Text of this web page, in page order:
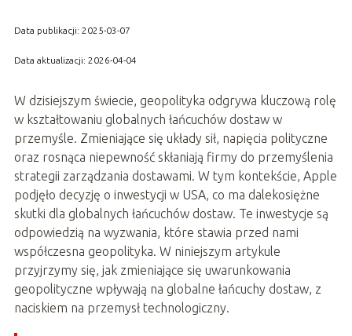
Data publikacji: 2025-03-07
Data aktualizacji: 2026-04-04
W dzisiejszym świecie, geopolityka odgrywa kluczową rolę
w kształtowaniu globalnych łańcuchów dostaw w
przemyśle. Zmieniające się układy sił, napięcia polityczne
oraz rosnąca niepewność skłaniają firmy do przemyślenia
strategii zarządzania dostawami. W tym kontekście, Apple
podjęło decyzję o inwestycji w USA, co ma dalekosiężne
skutki dla globalnych łańcuchów dostaw. Te inwestycje są
odpowiedzią na wyzwania, które stawia przed nami
współczesna geopolityka. W niniejszym artykule
przyjrzymy się, jak zmieniające się uwarunkowania
geopolityczne wpływają na globalne łańcuchy dostaw, z
naciskiem na przemysł technologiczny.